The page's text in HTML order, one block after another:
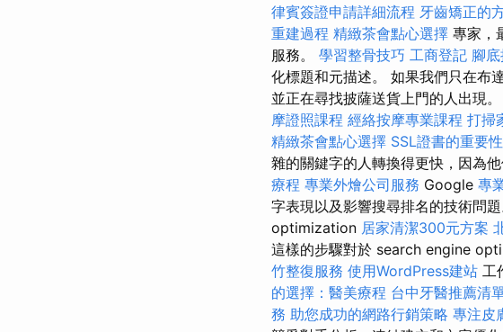
律賓簽證申請詳細流程 牙齒矯正的
重建過程 精緻茶會點心選擇 專家，
服務。 學習整骨技巧 工商登記 腳
化標題和元描述。 如果我們只在布
並正在尋找披薩送貨上門的人出現
摩證照課程 經絡按摩專業課程 打掃
精緻茶會點心選擇 SSL證書的重要性
雜的關鍵字的人轉換得更快，因為
療程 專業外燴公司服務 Google 專
字表現以及影響搜尋排名的技術問
optimization 居家清潔300元方案
這樣的步驟對於 search engine
竹整復服務 使用WordPress建站 工
的選擇：醫美療程 台中牙醫推薦清
務 助您成功的網路行銷策略 專注皮